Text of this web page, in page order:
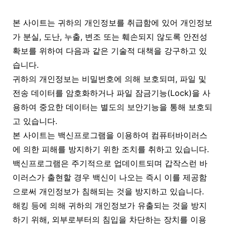
본 사이트는 귀하의 개인정보를 취급함에 있어 개인정보
가 분실, 도난, 누출, 변조 또는 훼손되지 않도록 안전성
확보를 위하여 다음과 같은 기술적 대책을 강구하고 있
습니다.
귀하의 개인정보는 비밀번호에 의해 보호되며, 파일 및
전송 데이터를 암호화하거나 파일 잠금기능(Lock)을 사
용하여 중요한 데이터는 별도의 보안기능을 통해 보호되
고 있습니다.
본 사이트는 백신프로그램을 이용하여 컴퓨터바이러스
에 의한 피해를 방지하기 위한 조치를 취하고 있습니다.
백신프로그램은 주기적으로 업데이트되며 갑작스런 바
이러스가 출현할 경우 백신이 나오는 즉시 이를 제공함
으로써 개인정보가 침해되는 것을 방지하고 있습니다.
해킹 등에 의해 귀하의 개인정보가 유출되는 것을 방지
하기 위해, 외부로부터의 침입을 차단하는 장치를 이용